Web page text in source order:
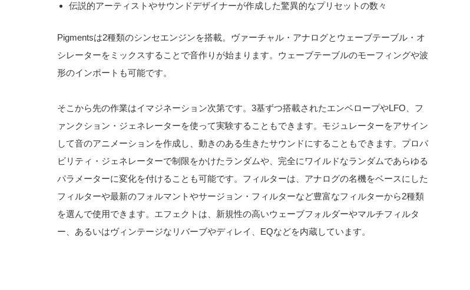
伝説的アーティストやサウンドデザイナーが作成した驚異的なプリセットの数々
Pigmentsは2種類のシンセエンジンを搭載。ヴァーチャル・アナログとウェーブテーブル・オ
シレーターをミックスすることで音作りが始まります。ウェーブテーブルのモーフィングや波
形のインポートも可能です。
そこから先の作業はイマジネーション次第です。3基ずつ搭載されたエンベロープやLFO、フ
ァンクション・ジェネレーターを使って実験することもできます。モジュレーターをアサイン
して音のアニメーションを作成し、動きのある生きたサウンドにすることもできます。プロバ
ビリティ・ジェネレーターで制限をかけたランダムや、完全にワイルドなランダムであらゆる
パラメーターに変化を付けることも可能です。フィルターは、アナログの名機をベースにした
フィルターや最新のフォルマントやサージョン・フィルターなど豊富なフィルターから2種類
を選んで使用できます。エフェクトは、新規性の高いウェーブフォルダーやマルチフィルタ
ー、あるいはヴィンテージなリバーブやディレイ、EQなどを内蔵しています。